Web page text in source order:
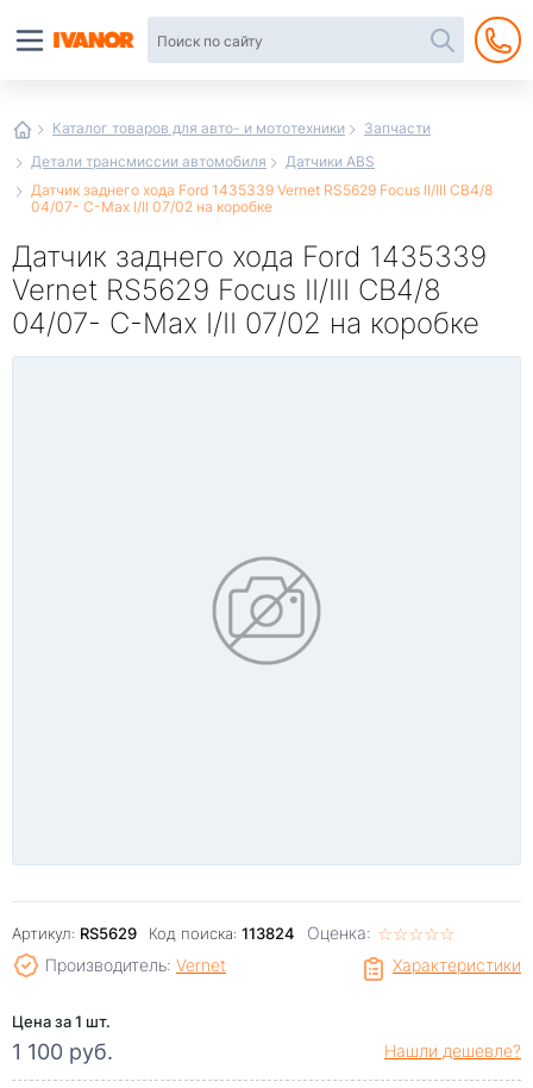
Каталог товаров для авто- и мототехники
Запчасти
Детали трансмиссии автомобиля
Датчики ABS
Датчик заднего хода Ford 1435339 Vernet RS5629 Focus II/III CB4/8
04/07- C-Max I/II 07/02 на коробке
Датчик заднего хода Ford 1435339
Vernet RS5629 Focus II/III CB4/8
04/07- C-Max I/II 07/02 на коробке
Артикул: RS5629 Код поиска: 113824 Оценка: ☆☆☆☆☆
★★★★★
Характеристики
Производитель: Vernet
Цена за 1 шт.
1 100 руб. Нашли дешевле?
интернет-